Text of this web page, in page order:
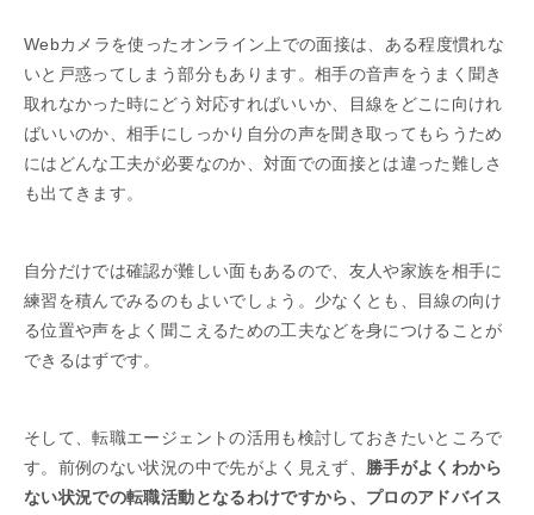
Webカメラを使ったオンライン上での面接は、ある程度慣れな
いと戸惑ってしまう部分もあります。相手の音声をうまく聞き
取れなかった時にどう対応すればいいか、目線をどこに向けれ
ばいいのか、相手にしっかり自分の声を聞き取ってもらうため
にはどんな工夫が必要なのか、対面での面接とは違った難しさ
も出てきます。
自分だけでは確認が難しい面もあるので、友人や家族を相手に
練習を積んでみるのもよいでしょう。少なくとも、目線の向け
る位置や声をよく聞こえるための工夫などを身につけることが
できるはずです。
そして、転職エージェントの活用も検討しておきたいところで
す。前例のない状況の中で先がよく見えず、 勝手がよくわから
ない状況での転職活動となるわけですから、プロのアドバイス